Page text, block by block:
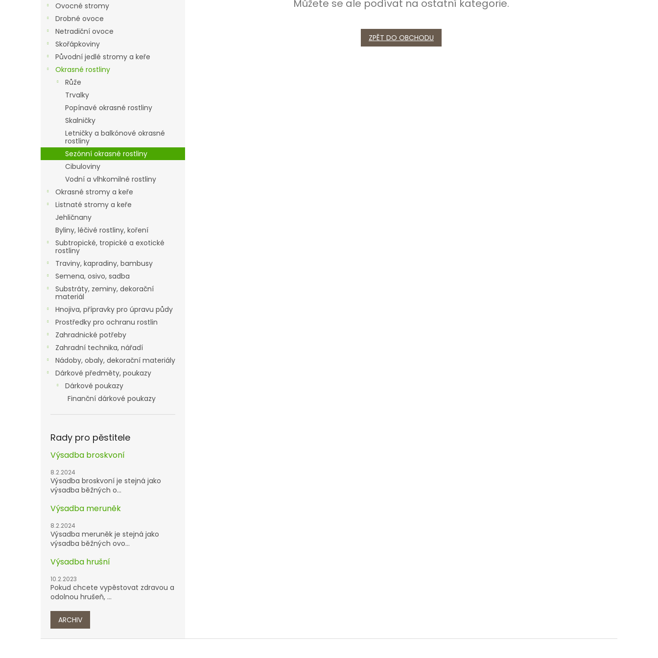
Ovocné stromy
Drobné ovoce
Netradiční ovoce
Skořápkoviny
Původní jedlé stromy a keře
Okrasné rostliny
Růže
Trvalky
Popínavé okrasné rostliny
Skalničky
Letničky a balkónové okrasné
rostliny
Sezónní okrasné rostliny
Cibuloviny
Vodní a vlhkomilné rostliny
Okrasné stromy a keře
Listnaté stromy a keře
Jehličnany
Byliny, léčivé rostliny, koření
Subtropické, tropické a exotické
rostliny
Traviny, kapradiny, bambusy
Semena, osivo, sadba
Substráty, zeminy, dekorační
materiál
Hnojiva, přípravky pro úpravu půdy
Prostředky pro ochranu rostlin
Zahradnické potřeby
Zahradní technika, nářadí
Nádoby, obaly, dekorační materiály
Dárkové předměty, poukazy
Dárkové poukazy
Finanční dárkové poukazy
Rady pro pěstitele
Výsadba broskvoní
8.2.2024
Výsadba broskvoní je stejná jako
výsadba běžných o...
Výsadba meruněk
8.2.2024
Výsadba meruněk je stejná jako
výsadba běžných ovo...
Výsadba hrušní
10.2.2023
Pokud chcete vypěstovat zdravou a
odolnou hrušeň, ...
ARCHIV
Můžete se ale podívat na ostatní kategorie.
ZPĚT DO OBCHODU